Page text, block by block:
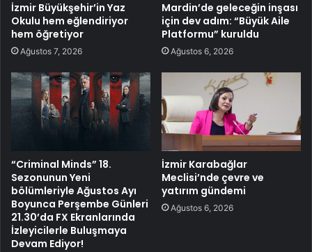
İzmir Büyükşehir’in Yaz
Okulu hem eğlendiriyor
hem öğretiyor
Ağustos 7, 2026
Mardin’de geleceğin inşası
için dev adım: “Büyük Aile
Platformu” kuruldu
Ağustos 6, 2026
“Criminal Minds” 18.
Sezonunun Yeni
bölümleriyle Ağustos Ayı
Boyunca Perşembe Günleri
21.30’da FX Ekranlarında
İzleyicilerle Buluşmaya
Devam Ediyor!
İzmir Karabağlar
Meclisi’nde çevre ve
yatırım gündemi
Ağustos 6, 2026